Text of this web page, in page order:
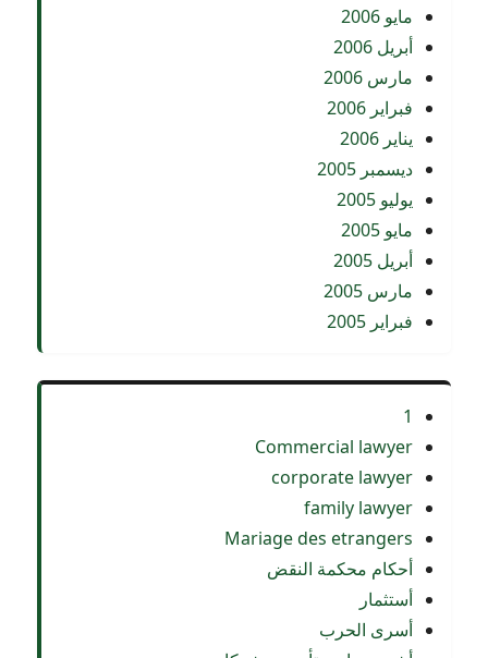
مايو 2006
أبريل 2006
مارس 2006
فبراير 2006
يناير 2006
ديسمبر 2005
يوليو 2005
مايو 2005
أبريل 2005
مارس 2005
فبراير 2005
1
Commercial lawyer
corporate lawyer
family lawyer
Mariage des etrangers
أحكام محكمة النقض
أستثمار
أسرى الحرب